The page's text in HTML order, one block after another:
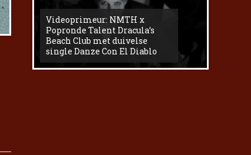
Videoprimeur: NMTH x
Popronde Talent Dracula’s
Beach Club met duivelse
single Danze Con El Diablo